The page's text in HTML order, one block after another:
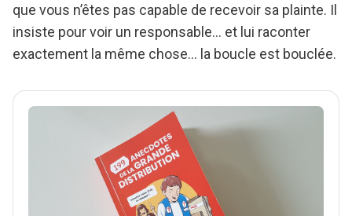
que vous n’êtes pas capable de recevoir sa plainte. Il
insiste pour voir un responsable… et lui raconter
exactement la même chose… la boucle est bouclée.